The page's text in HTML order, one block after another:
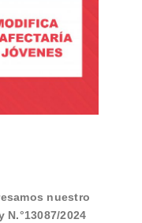
nuestro
2024